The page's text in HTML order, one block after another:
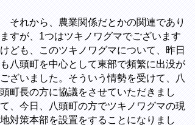
それから、農業関係だとかの関連であり
ますが、1つはツキノワグマでございます
けども、このツキノワグマについて、昨日
も八頭町を中心として東部で頻繁に出没が
ございました。そういう情勢を受けて、八
頭町長の方に協議をさせていただきまし
て、今日、八頭町の方でツキノワグマの現
地対策本部を設置をすることになりまし